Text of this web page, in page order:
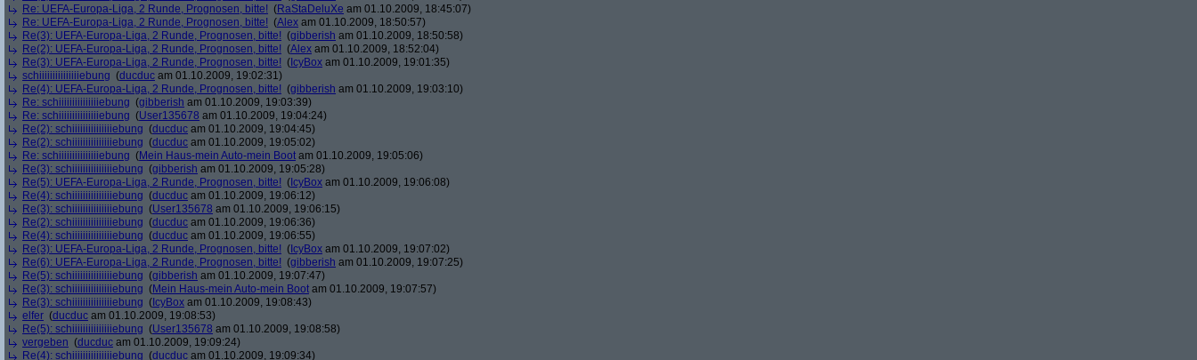
Re: UEFA-Europa-Liga, 2 Runde, Prognosen, bitte! (RaStaDeluXe am 01.10.2009, 18:45:07)
Re: UEFA-Europa-Liga, 2 Runde, Prognosen, bitte! (Alex am 01.10.2009, 18:50:57)
Re(3): UEFA-Europa-Liga, 2 Runde, Prognosen, bitte! (gibberish am 01.10.2009, 18:50:58)
Re(2): UEFA-Europa-Liga, 2 Runde, Prognosen, bitte! (Alex am 01.10.2009, 18:52:04)
Re(3): UEFA-Europa-Liga, 2 Runde, Prognosen, bitte! ( IcyBox am 01.10.2009, 19:01:35)
schiiiiiiiiiiiiiiiebung (ducduc am 01.10.2009, 19:02:31)
Re(4): UEFA-Europa-Liga, 2 Runde, Prognosen, bitte! (gibberish am 01.10.2009, 19:03:10)
Re: schiiiiiiiiiiiiiiiebung (gibberish am 01.10.2009, 19:03:39)
Re: schiiiiiiiiiiiiiiiebung (User135678 am 01.10.2009, 19:04:24)
Re(2): schiiiiiiiiiiiiiiiebung (ducduc am 01.10.2009, 19:04:45)
Re(2): schiiiiiiiiiiiiiiiebung (ducduc am 01.10.2009, 19:05:02)
Re: schiiiiiiiiiiiiiiiebung (Mein Haus-mein Auto-mein Boot am 01.10.2009, 19:05:06)
Re(3): schiiiiiiiiiiiiiiiebung (gibberish am 01.10.2009, 19:05:28)
Re(5): UEFA-Europa-Liga, 2 Runde, Prognosen, bitte! ( IcyBox am 01.10.2009, 19:06:08)
Re(4): schiiiiiiiiiiiiiiiebung (ducduc am 01.10.2009, 19:06:12)
Re(3): schiiiiiiiiiiiiiiiebung (User135678 am 01.10.2009, 19:06:15)
Re(2): schiiiiiiiiiiiiiiiebung (ducduc am 01.10.2009, 19:06:36)
Re(4): schiiiiiiiiiiiiiiiebung (ducduc am 01.10.2009, 19:06:55)
Re(3): UEFA-Europa-Liga, 2 Runde, Prognosen, bitte! ( IcyBox am 01.10.2009, 19:07:02)
Re(6): UEFA-Europa-Liga, 2 Runde, Prognosen, bitte! (gibberish am 01.10.2009, 19:07:25)
Re(5): schiiiiiiiiiiiiiiiebung (gibberish am 01.10.2009, 19:07:47)
Re(3): schiiiiiiiiiiiiiiiebung (Mein Haus-mein Auto-mein Boot am 01.10.2009, 19:07:57)
Re(3): schiiiiiiiiiiiiiiiebung ( IcyBox am 01.10.2009, 19:08:43)
elfer (ducduc am 01.10.2009, 19:08:53)
Re(5): schiiiiiiiiiiiiiiiebung (User135678 am 01.10.2009, 19:08:58)
vergeben (ducduc am 01.10.2009, 19:09:24)
Re(4): schiiiiiiiiiiiiiiiebung (ducduc am 01.10.2009, 19:09:34)